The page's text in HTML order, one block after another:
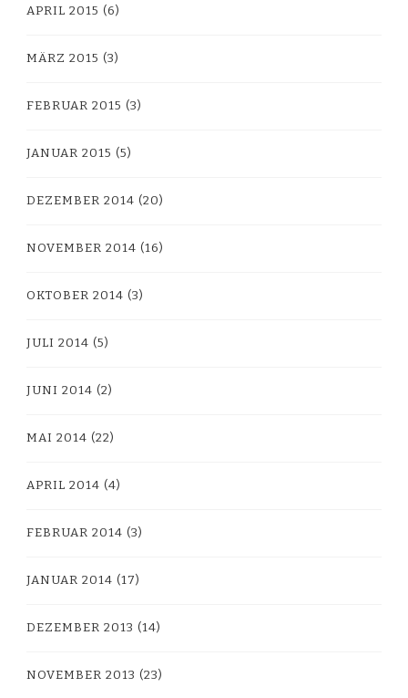
APRIL 2015 (6)
MÄRZ 2015 (3)
FEBRUAR 2015 (3)
JANUAR 2015 (5)
DEZEMBER 2014 (20)
NOVEMBER 2014 (16)
OKTOBER 2014 (3)
JULI 2014 (5)
JUNI 2014 (2)
MAI 2014 (22)
APRIL 2014 (4)
FEBRUAR 2014 (3)
JANUAR 2014 (17)
DEZEMBER 2013 (14)
NOVEMBER 2013 (23)